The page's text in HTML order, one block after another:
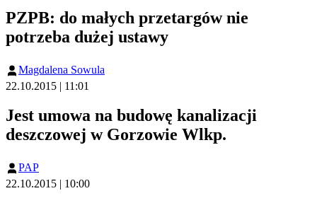
PZPB: do małych przetargów nie
potrzeba dużej ustawy
Magdalena Sowula
22.10.2015 | 11:01
Jest umowa na budowę kanalizacji
deszczowej w Gorzowie Wlkp.
PAP
22.10.2015 | 10:00